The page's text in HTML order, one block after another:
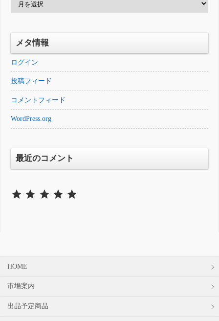
イ
ブメタ情報
ログイン
投稿フィード
コメントフィード
WordPress.org
最近のコメント
HOME
市場案内
出品予定商品